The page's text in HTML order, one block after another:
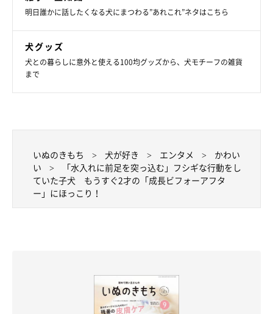
明日誰かに話したくなる犬にまつわる”あれこれ”ネタはこちら
犬グッズ
犬との暮らしに意外と使える100均グッズから、犬モチーフの雑貨
まで
いぬのきもち 犬が好き エンタメ
かわい
い
「水入れに前足を突っ込む」フシギな行動をし
ていた子犬 もうすぐ2才の「成長ビフォーアフタ
ー」にほっこり！